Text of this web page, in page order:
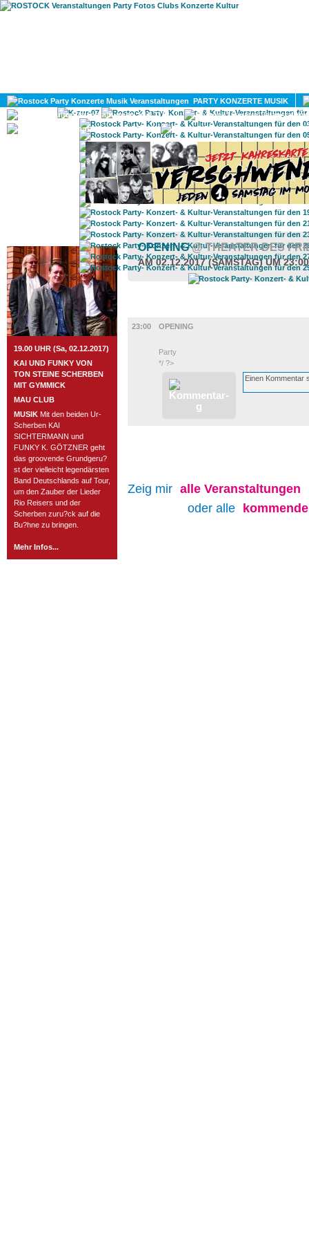
PARTY KONZERTE MUSIK
KULTUR
GAY
ROSTOCK TAGESTIPP
19.00 UHR (Sa, 02.12.2017)
KAI UND FUNKY VON
TON STEINE SCHERBEN
MIT GYMMICK
MAU CLUB
MUSIK Mit den beiden Ur-
Scherben KAI
SICHTERMANN und
FUNKY K. GÖTZNER geht
das groovende Grundgeru?
st der vielleicht legendärsten
Band Deutschlands auf Tour,
um den Zauber der Lieder
Rio Reisers und der
Scherben zuru?ck auf die
Bu?hne zu bringen.
Mehr Infos...
OPENING@ THEATER DES
AM 02.12.2017 (SAMSTAG) UM
23:00
OPENING
Party
*/ ?>
Zeig mir alle Veranstaltungen
oder alle